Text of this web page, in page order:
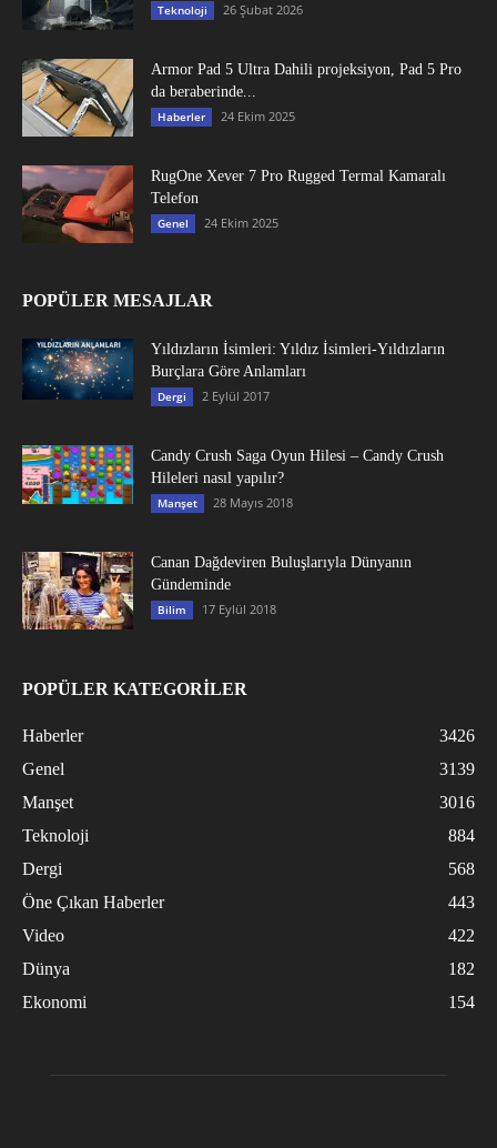
Teknoloji 26 Şubat 2026
Armor Pad 5 Ultra Dahili projeksiyon, Pad 5 Pro
da beraberinde...
Haberler 24 Ekim 2025
RugOne Xever 7 Pro Rugged Termal Kamaralı
Telefon
Genel 24 Ekim 2025
POPÜLER MESAJLAR
Yıldızların İsimleri: Yıldız İsimleri-Yıldızların
Burçlara Göre Anlamları
Dergi 2 Eylül 2017
Candy Crush Saga Oyun Hilesi – Candy Crush
Hileleri nasıl yapılır?
Manşet 28 Mayıs 2018
Canan Dağdeviren Buluşlarıyla Dünyanın
Gündeminde
Bilim 17 Eylül 2018
POPÜLER KATEGORİLER
Haberler
3426
Genel
3139
Manşet
3016
Teknoloji
884
Dergi
568
Öne Çıkan Haberler
443
Video
422
Dünya
182
Ekonomi
154